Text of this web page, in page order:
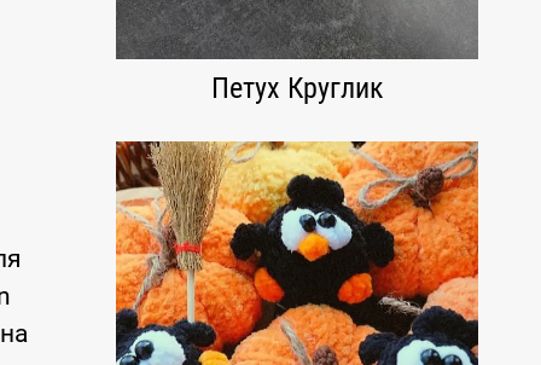
Петух Круглик